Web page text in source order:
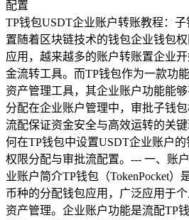
TP钱包USDT企业账户转账教程：
置随着区块链技术的钱包企业钱包
应用，越来越多的账户转账置企业
金流转工具。而TP钱包作为一款功
资产管理工具，其企业账户功能能
分配在企业账户管理中，审批子钱
流配保证资金安全与高效运转的关
何在TP钱包中设置USDT企业账户
权限分配与审批流配置。--- 一、账
业账户简介TP钱包（TokenPocket）
币种的分配钱包应用，广泛应用于
资产管理。企业账户功能是流配TP